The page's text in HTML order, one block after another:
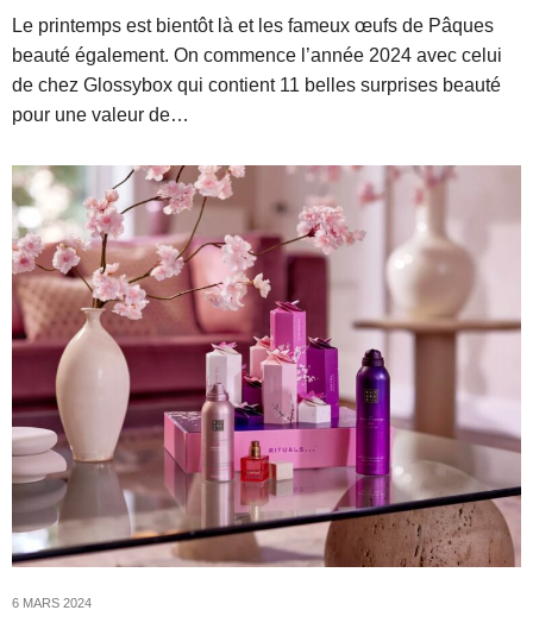
Le printemps est bientôt là et les fameux œufs de Pâques
beauté également. On commence l’année 2024 avec celui
de chez Glossybox qui contient 11 belles surprises beauté
pour une valeur de…
6 MARS 2024